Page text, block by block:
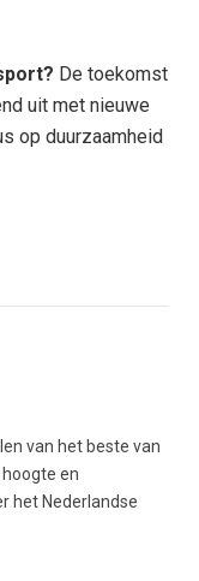
De toekomst
uit met nieuwe
op duurzaamheid
van het beste van
hoogte en
het Nederlandse